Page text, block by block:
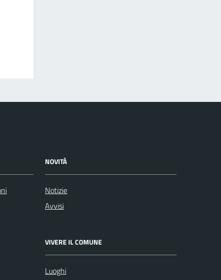
NOVITÀ
Notizie
Avvisi
VIVERE IL COMUNE
Luoghi